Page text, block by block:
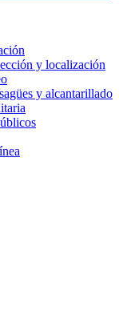
y localización
y alcantarillado